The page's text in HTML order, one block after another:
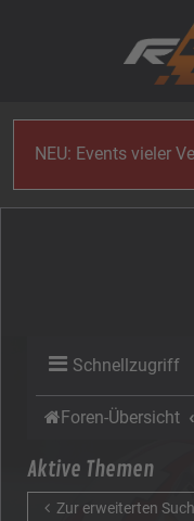
NEU: Events vieler
Schnellzugriff
Foren-Übersicht
Aktive Themen
Zur erweiterten